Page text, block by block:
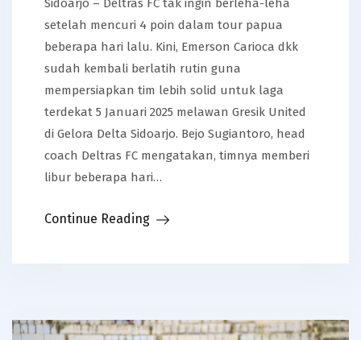
Sidoarjo – Deltras FC tak ingin berleha-leha
setelah mencuri 4 poin dalam tour papua
beberapa hari lalu. Kini, Emerson Carioca dkk
sudah kembali berlatih rutin guna
mempersiapkan tim lebih solid untuk laga
terdekat 5 Januari 2025 melawan Gresik United
di Gelora Delta Sidoarjo. Bejo Sugiantoro, head
coach Deltras FC mengatakan, timnya memberi
libur beberapa hari…
Continue Reading